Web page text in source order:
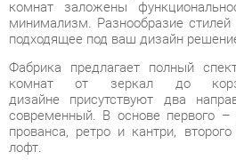
комнат от зеркал до
дизайне присутствуют два
современный. В основе первого –
прованса, ретро и кантри,
лофт.
СерияCorozo— отделка
и текстурированным ламинатом.
для создания стиля и
комнаты.